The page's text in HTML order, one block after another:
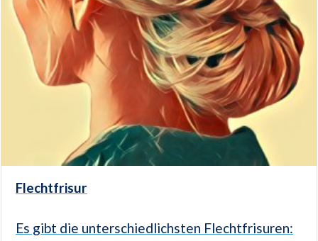
Flechtfrisur
Es gibt die unterschiedlichsten Flechtfrisuren: